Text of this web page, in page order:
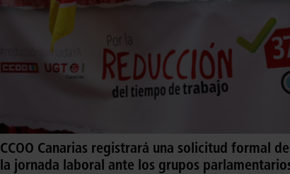
CCOO Canarias registrará una solicitud formal
la jornada laboral ante los grupos